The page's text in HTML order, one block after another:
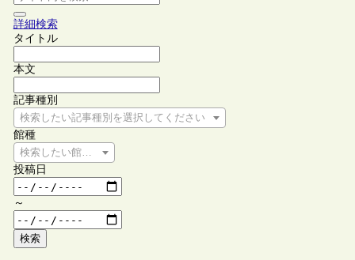
詳細検索
タイトル
本文
記事種別
検索したい記事種別を選択してください
館種
検索したい館種を選択してください
投稿日
～
検索